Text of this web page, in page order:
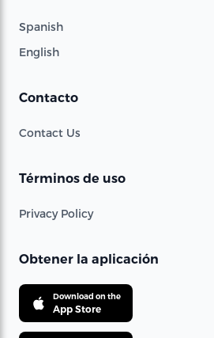
Spanish
English
Contacto
Contact Us
Términos de uso
Privacy Policy
Obtener la aplicación
Download on the
App Store